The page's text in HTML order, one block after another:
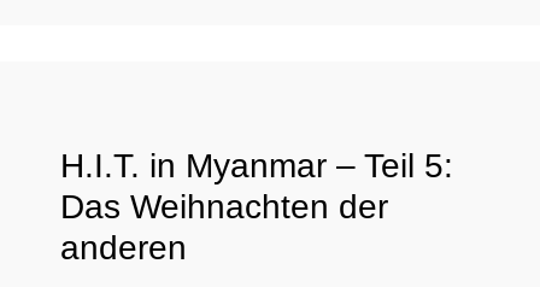
H.I.T. in Myanmar – Teil 5:
Das Weihnachten der
anderen